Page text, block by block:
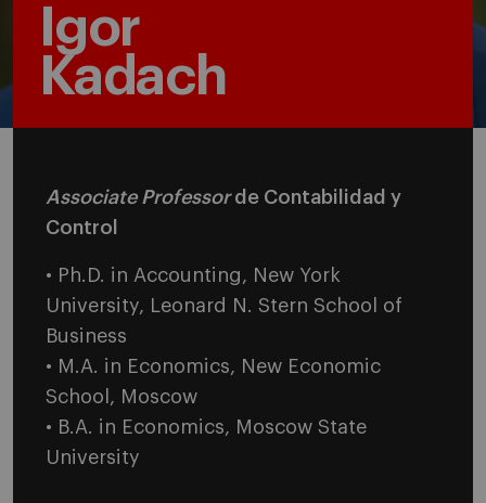
Igor
Kadach
Associate Professorde Contabilidad y
Control
• Ph.D. in Accounting, New York
University, Leonard N. Stern School of
Business
• M.A. in Economics, New Economic
School, Moscow
• B.A. in Economics, Moscow State
University